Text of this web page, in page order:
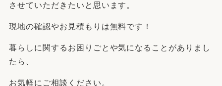
させていただきたいと思います。
現地の確認やお見積もりは無料です！
暮らしに関するお困りごとや気になることがありまし
たら、
お気軽にご相談ください。